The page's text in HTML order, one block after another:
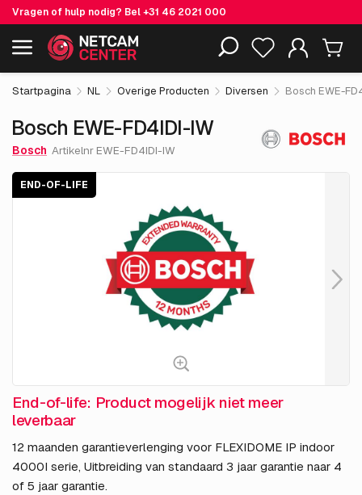
Vragen of hulp nodig? Bel+31 46 2021 000
Inclusief EOL-producten
Bosch EWE-FD4IDI-IW End-of-life € 17. 27
excl. BTW
Startpagina NL Overige Producten Diversen Bosch EWE-
Bosch EWE-FD4IDI-IW
Bosch Artikelnr EWE-FD4IDI-IW
END-OF-LIFE
End-of-life: Product mogelijk niet meer
leverbaar
12 maanden garantieverlenging voor FLEXIDOME IP indoor
4000I serie, Uitbreiding van standaard 3 jaar garantie naar 4
of 5 jaar garantie.